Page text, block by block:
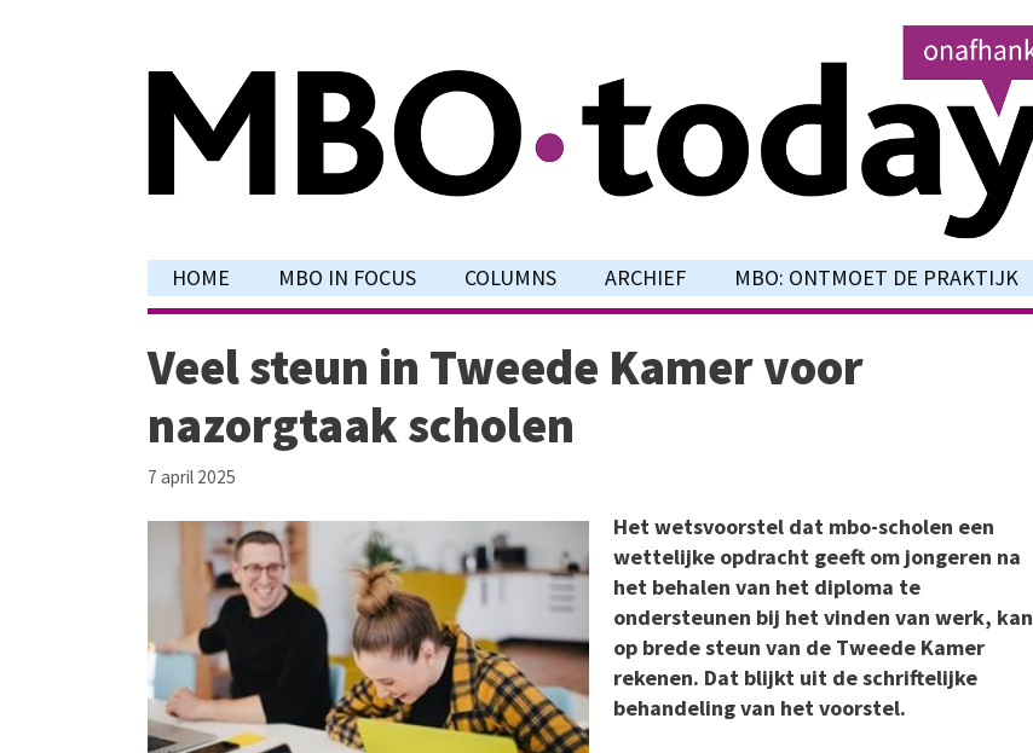
HOME MBO IN FOCUS COLUMNS ARCHIEF MBO: ONTMOET DE PRAKTIJK
Veel steun in Tweede Kamer voor
nazorgtaak scholen
7 april 2025
Het wetsvoorstel dat mbo-scholen een
wettelijke opdracht geeft om jongeren na
het behalen van het diploma te
ondersteunen bij het vinden van werk, kan
op brede steun van de Tweede Kamer
rekenen. Dat blijkt uit de schriftelijke
behandeling van het voorstel.